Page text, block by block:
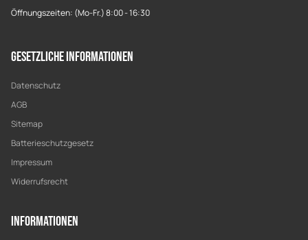
Öffnungszeiten: (Mo-Fr.) 8:00 - 16:30
Gesetzliche Informationen
Datenschutz
AGB
Sitemap
Batterieschutzgesetz
Impressum
Widerrufsrecht
Informationen